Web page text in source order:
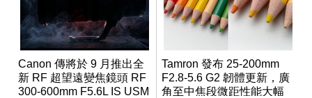
Canon 傳將於 9 月推出全
新 RF 超望遠變焦鏡頭 RF
300-600mm F5.6L IS USM
Tamron 發布 25-200mm
F2.8-5.6 G2 韌體更新，廣
角至中焦段微距性能大幅